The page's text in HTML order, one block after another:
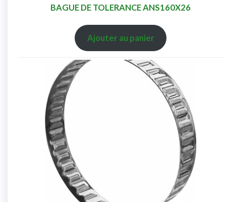
BAGUE DE TOLERANCE ANS160X26
Ajouter au panier